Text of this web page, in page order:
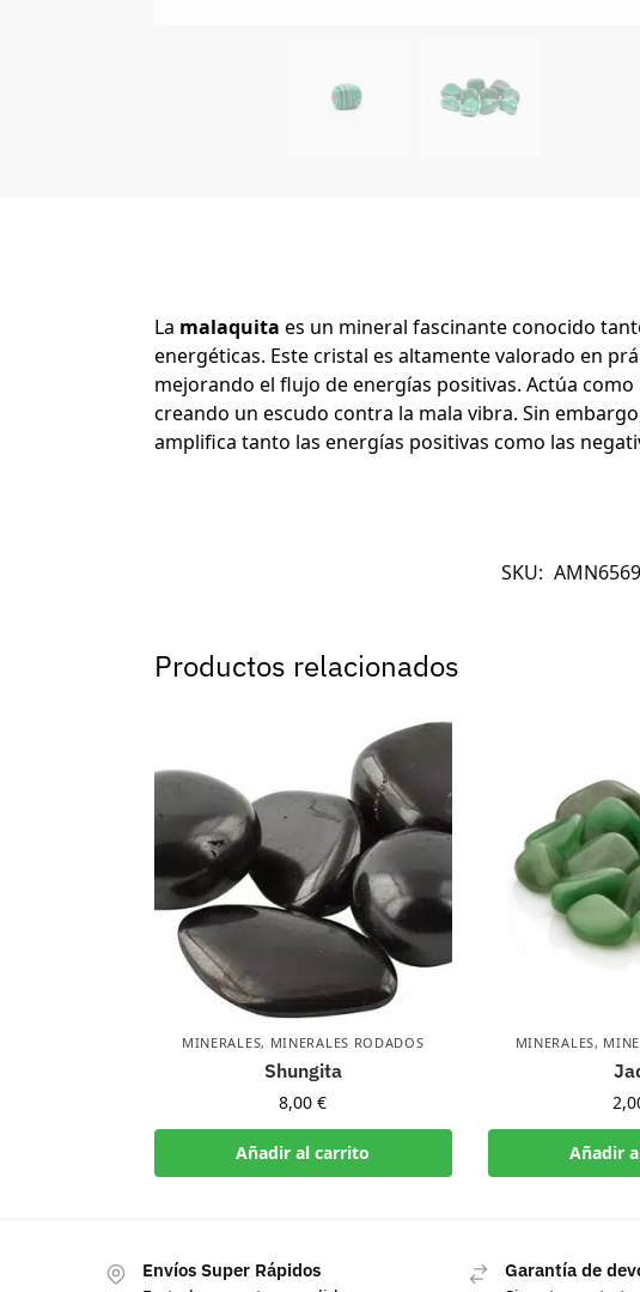
La malaquita es un mineral fascinante conocido
energéticas. Este cristal es altamente valorado en
mejorando el flujo de energías positivas. Actúa
creando un escudo contra la mala vibra. Sin
amplifica tanto las energías positivas como las
SKU:
Productos relacionados
MINERALES, MINERALES RODADOS
Shungita
8,00€
Añadir al carrito
MINERALES,
Añadir
Envíos Super Rápidos
Garantía de